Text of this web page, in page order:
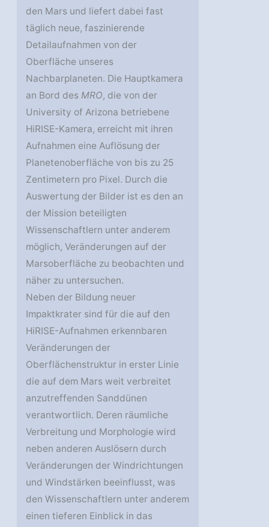
den Mars und liefert dabei fast
täglich neue, faszinierende
Detailaufnahmen von der
Oberfläche unseres
Nachbarplaneten. Die Hauptkamera
an Bord desMRO, die von der
University of Arizona betriebene
HiRISE-Kamera, erreicht mit ihren
Aufnahmen eine Auflösung der
Planetenoberfläche von bis zu 25
Zentimetern pro Pixel. Durch die
Auswertung der Bilder ist es den an
der Mission beteiligten
Wissenschaftlern unter anderem
möglich, Veränderungen auf der
Marsoberfläche zu beobachten und
näher zu untersuchen.
Neben der Bildung neuer
Impaktkrater sind für die auf den
HiRISE-Aufnahmen erkennbaren
Veränderungen der
Oberflächenstruktur in erster Linie
die auf dem Mars weit verbreitet
anzutreffenden Sanddünen
verantwortlich. Deren räumliche
Verbreitung und Morphologie wird
neben anderen Auslösern durch
Veränderungen der Windrichtungen
und Windstärken beeinflusst, was
den Wissenschaftlern unter anderem
einen tieferen Einblick in das